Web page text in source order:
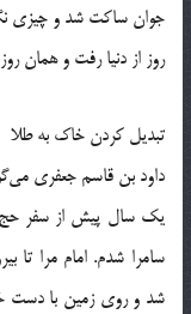
جوان ساکت شد و چيزي
روز از دنيا رفت و همان
تبديل كردن خاک به طلا
داود بن قاسم جعفري
يک سال پيش از سفر حج،
سامرا شدم. امام مرا تا
شد و روي زمين با دست